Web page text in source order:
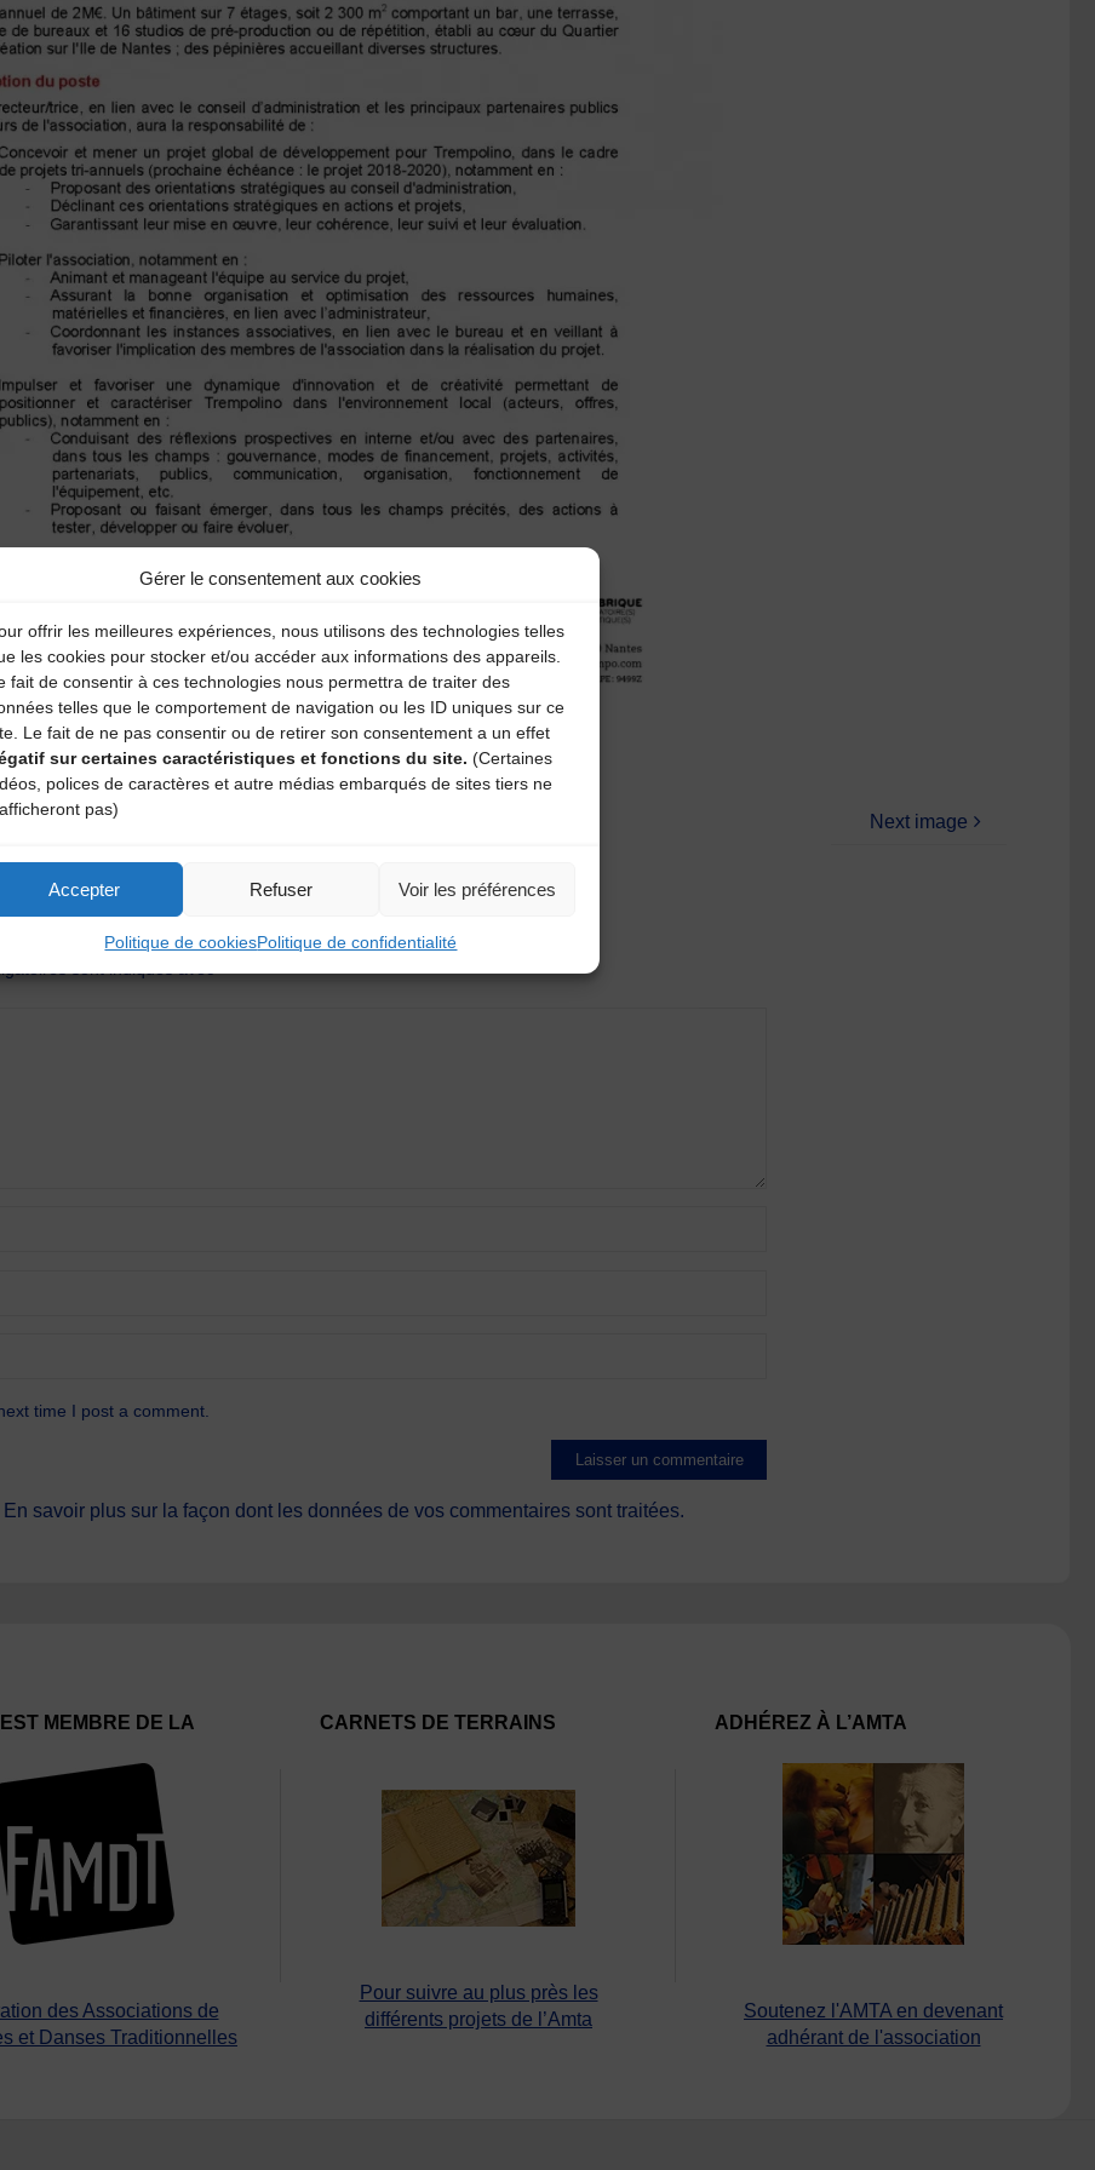
Gérer le consentement aux cookies
offrir les meilleures expériences, nous utilisons des technologies telles
les cookies pour stocker et/ou accéder aux informations des appareils.
fait de consentir à ces technologies nous permettra de traiter des
telles que le comportement de navigation ou les ID uniques sur ce
Le fait de ne pas consentir ou de retirer son consentement a un effet
sur certaines caractéristiques et fonctions du site. (Certaines
polices de caractères et autre médias embarqués de sites tiers ne
pas)
Accepter Refuser Voir les préférences
Politique de cookiesPolitique de confidentialité
Next image
sont indiqués avec
time I post a comment.
En savoir plus sur la façon dont les données de vos commentaires sont traitées.
EST MEMBRE DE LA
des Associations de
et Danses Traditionnelles
CARNETS DE TERRAINS
Pour suivre au plus près les
différents projets de l’Amta
ADHÉREZ À L’AMTA
Soutenez l'AMTA en devenant
adhérant de l'association